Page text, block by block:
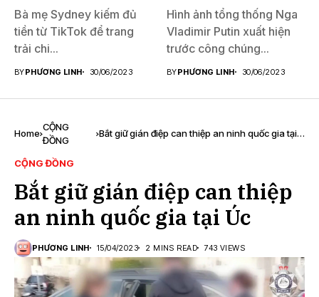
Bà mẹ Sydney kiếm đủ
tiền từ TikTok để trang
trải chi...
BYPHƯƠNG LINH 30/06/2023
Hình ảnh tổng thống Nga
Vladimir Putin xuất hiện
trước công chúng...
BYPHƯƠNG LINH 30/06/2023
Home
CỘNG
ĐỒNG
Bắt giữ gián điệp can thiệp an ninh quốc gia tại
CỘNG ĐỒNG
Bắt giữ gián điệp can thiệp
an ninh quốc gia tại Úc
PHƯƠNG LINH 15/04/2023 2 MINS READ 743 VIEWS